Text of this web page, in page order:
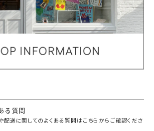
る質問
配送に関してのよくある質問はこちらからご確認くださ